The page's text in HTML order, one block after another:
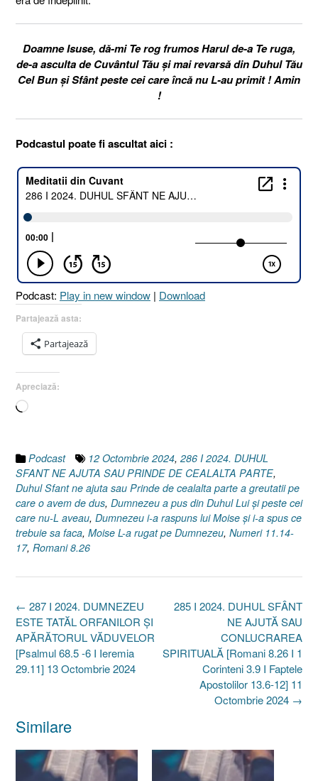
Doamne Isuse, dă-mi Te rog frumos Harul de-a Te ruga,
de-a asculta de Cuvântul Tău și mai revarsă din Duhul Tău
Cel Bun și Sfânt peste cei care încă nu L-au primit ! Amin
!
Podcastul poate fi ascultat aici :
Podcast: Play in new window | Download
Partajează asta:
Partajează
Apreciază:
Încarc...
Podcast 12 Octombrie 2024, 286 I 2024. DUHUL
SFANT NE AJUTA SAU PRINDE DE CEALALTA PARTE,
Duhul Sfant ne ajuta sau Prinde de cealalta parte a greutatii pe
care o avem de dus, Dumnezeu a pus din Duhul Lui și peste cei
care nu-L aveau, Dumnezeu i-a raspuns lui Moise și i-a spus ce
trebuie sa faca, Moise L-a rugat pe Dumnezeu, Numeri 11.14-
17, Romani 8.26
Post
navigation
285 I 2024. DUHUL SFÂNT
NE AJUTĂ SAU
CONLUCRAREA
SPIRITUALĂ [Romani 8.26 I 1
Corinteni 3.9 I Faptele
Apostolilor 13.6-12] 11
Octombrie 2024 →
← 287 I 2024. DUMNEZEU
ESTE TATĂL ORFANILOR ȘI
APĂRĂTORUL VĂDUVELOR
[Psalmul 68.5 -6 I Ieremia
29.11] 13 Octombrie 2024
Similare